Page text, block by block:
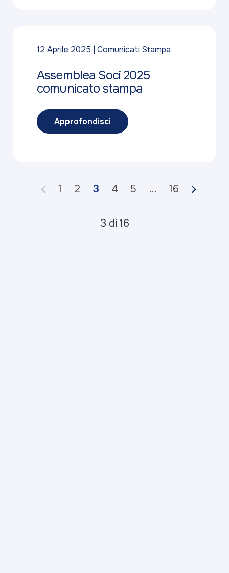
12 Aprile 2025 Comunicati Stampa
Assemblea Soci 2025
comunicato stampa
Approfondisci
1 2 3 4 5 ... 16
3 di 16